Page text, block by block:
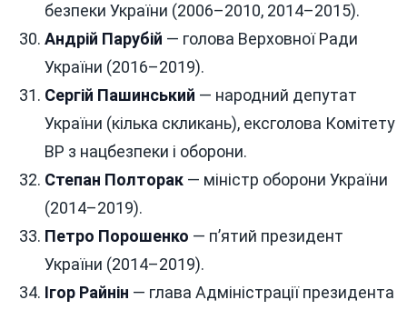
безпеки України (2006–2010, 2014–2015).
Андрій Парубій — голова Верховної Ради
України (2016–2019).
Сергій Пашинський — народний депутат
України (кілька скликань), ексголова Комітету
ВР з нацбезпеки і оборони.
Степан Полторак— міністр оборони України
(2014–2019).
Петро Порошенко — п’ятий президент
України (2014–2019).
Ігор Райнін — глава Адміністрації президента